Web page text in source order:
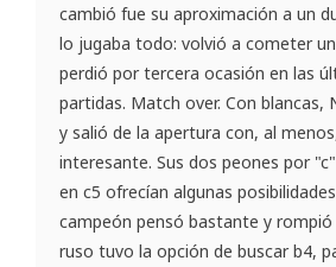
cambió fue su aproximación a un
lo jugaba todo: volvió a cometer
perdió por tercera ocasión en las
partidas. Match over. Con blancas,
y salió de la apertura con, al
interesante. Sus dos peones por
en c5 ofrecían algunas
campeón pensó bastante y rompió
ruso tuvo la opción de buscar b4,